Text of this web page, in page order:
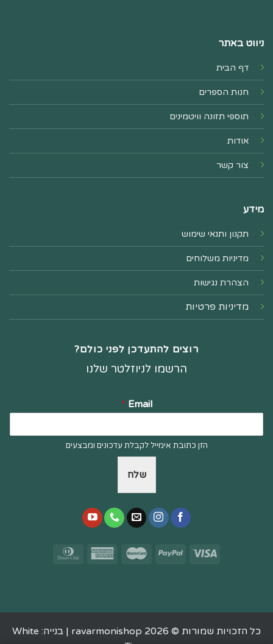
ניווט באתר
דף הבית
חנות הספרים
תוספי תזונה וויטמינים
אודות
צור קשר
מידע
תקנון ותנאי שימוש
מדיניות משלוחים
הצהרת נגישות
מדיניות פרטיות
רוצים להתעדכן לפני כולם?
הרשמו לניוזלטר שלנו
Email
*
הזן כתובת אימייל לקבלת עדכונים ומבצעים
שלח
כל הזכויות שמורות © 2026 ravarmonishop |
בנייה: White